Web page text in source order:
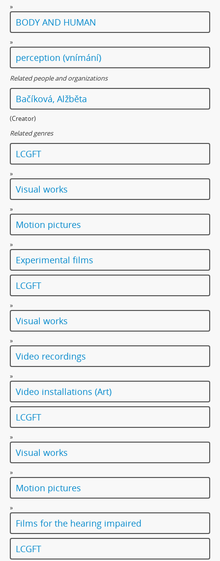
»
BODY AND HUMAN
»
perception (vnímání)
Related people and organizations
Bačíková, Alžběta
(Creator)
Related genres
LCGFT
»
Visual works
»
Motion pictures
»
Experimental films
LCGFT
»
Visual works
»
Video recordings
»
Video installations (Art)
LCGFT
»
Visual works
»
Motion pictures
»
Films for the hearing impaired
LCGFT